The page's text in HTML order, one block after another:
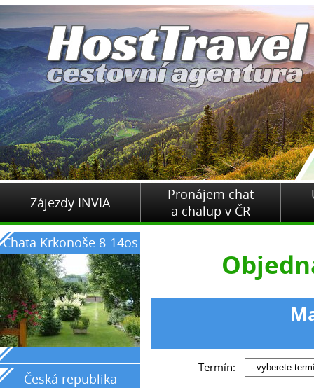
Zájezdy INVIA
Pronájem chat
a chalup v ČR
Chata Krkonoše 8-14os
_____________________________________________
Česká republika
Termín: